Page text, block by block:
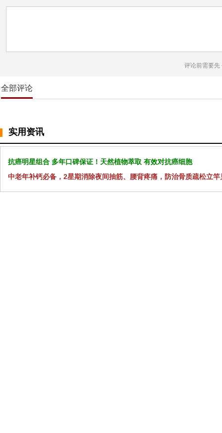
评论前需要先
全部评论
实用资讯
抗癌明星组合 多年口碑保证！天然植物萃取 有效对抗癌细胞
中老年补钙必备，2星期消除夜间抽筋、腰背疼痛，防治骨质疏松立竿